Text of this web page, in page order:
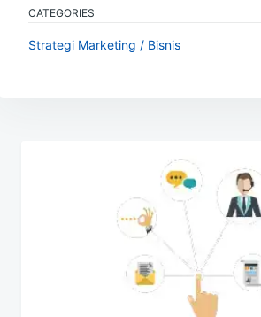
CATEGORIES
Strategi Marketing / Bisnis